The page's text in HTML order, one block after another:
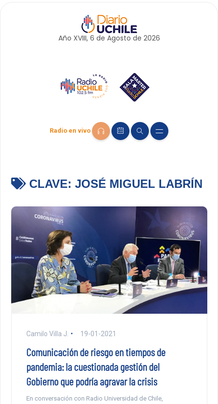
Año XVIII, 6 de Agosto de 2026
Radio en vivo
CLAVE: JOSÉ MIGUEL LABRÍN
Camilo Villa J. 19-01-2021
Comunicación de riesgo en tiempos de
pandemia: la cuestionada gestión del
Gobierno que podría agravar la crisis
En conversación con Radio Universidad de Chile,